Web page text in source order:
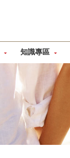
知識專區